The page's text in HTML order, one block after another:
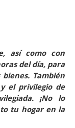
así como con
del día, para
También
el privilegio de
¡No lo
tu hogar en la